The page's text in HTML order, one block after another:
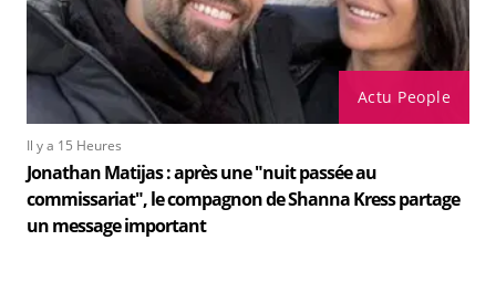
Actu People
Il y a 15 Heures
Jonathan Matijas : après une "nuit passée au
commissariat", le compagnon de Shanna Kress partage
un message important